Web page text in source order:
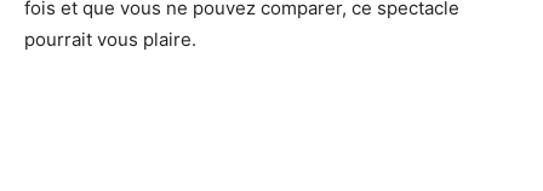
fois et que vous ne pouvez comparer, ce spectacle
pourrait vous plaire.